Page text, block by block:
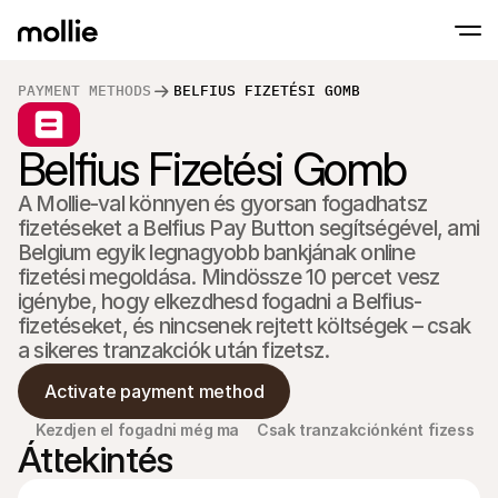
PAYMENT METHODS BELFIUS FIZETÉSI GOMB
Belfius Fizetési Gomb
A Mollie-val könnyen és gyorsan fogadhatsz
fizetéseket a Belfius Pay Button segítségével, ami
Belgium egyik legnagyobb bankjának online
fizetési megoldása. Mindössze 10 percet vesz
igénybe, hogy elkezdhesd fogadni a Belfius-
fizetéseket, és nincsenek rejtett költségek – csak
a sikeres tranzakciók után fizetsz.
Activate payment method
Kezdjen el fogadni még ma Csak tranzakciónként fizess
Áttekintés
Érints és fizess iPhone-on
Fogadj el érintésmentes fizetéseket
Tudj meg többet
Online fizetések
Fogadd el és kezeld
fizetéseket
Személyes
Fogadj el fizetéseket
és eszközökkel
Pénztár
Kínálj egy Pénztár-t,
optimalizált a
Rendszeres
Gyűjtsön
Partnerek
Ügynökségeknek
Ismerje meg Ügynökségi Partnerprogramunkat